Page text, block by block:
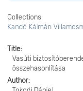
Collections
Kandó Kálmán
Title
Vasúti
összehasonlítása
Author